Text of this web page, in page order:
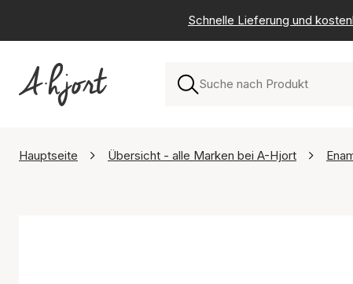
Schnelle Lieferung und
Hauptseite Übersicht - alle Marken bei A-Hjort